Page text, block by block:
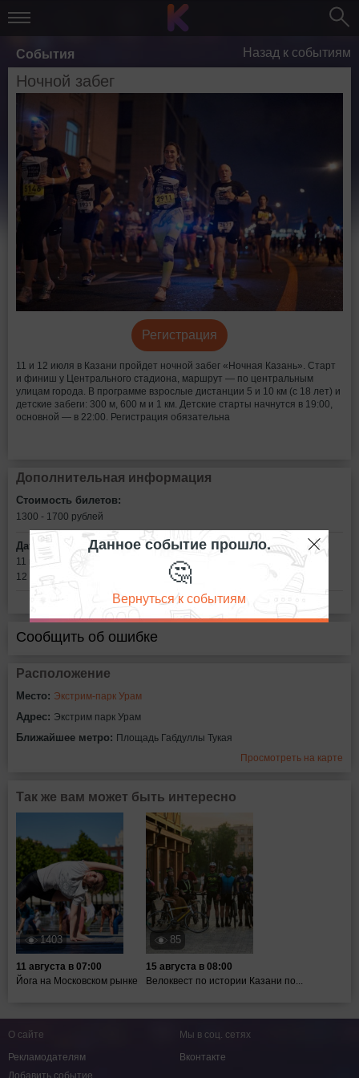
События Назад к событиям
Ночной забег
Регистрация
11 и 12 июля в Казани пройдет ночной забег «Ночная Казань». Старт
и финиш у Центрального стадиона, маршрут — по центральным
улицам города. В программе взрослые дистанции 5 и 10 км (с 18 лет) и
детские забеги: 300 м, 600 м и 1 км. Детские старты начнутся в 19:00,
основной — в 22:00. Регистрация обязательна
Дополнительная информация
Стоимость билетов:
1300 - 1700 рублей
Дата:
11 июля в 22:00
12 июля в 22:00
Сообщить об ошибке
Расположение
Место: Экстрим-парк Урам
Адрес: Экстрим парк Урам
Ближайшее метро: Площадь Габдуллы Тукая
Просмотреть на карте
Так же вам может быть интересно
1403
11 августа в 07:00
Йога на Московском рынке
85
15 августа в 08:00
Велоквест по истории Казани по...
Данное событие прошло.
🤔
Вернуться к событиям
О сайте
Рекламодателям
Добавить событие
Мы в соц. сетях
Вконтакте